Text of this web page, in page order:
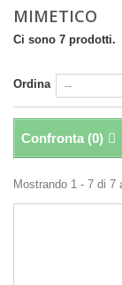
MIMETICO
Ci sono 7 prodotti.
Ordina
Confronta (0)
Mostrando 1 - 7 di 7